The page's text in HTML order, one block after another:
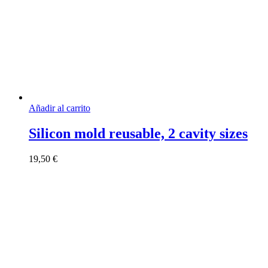
Añadir al carrito
Silicon mold reusable, 2 cavity sizes
19,50 €